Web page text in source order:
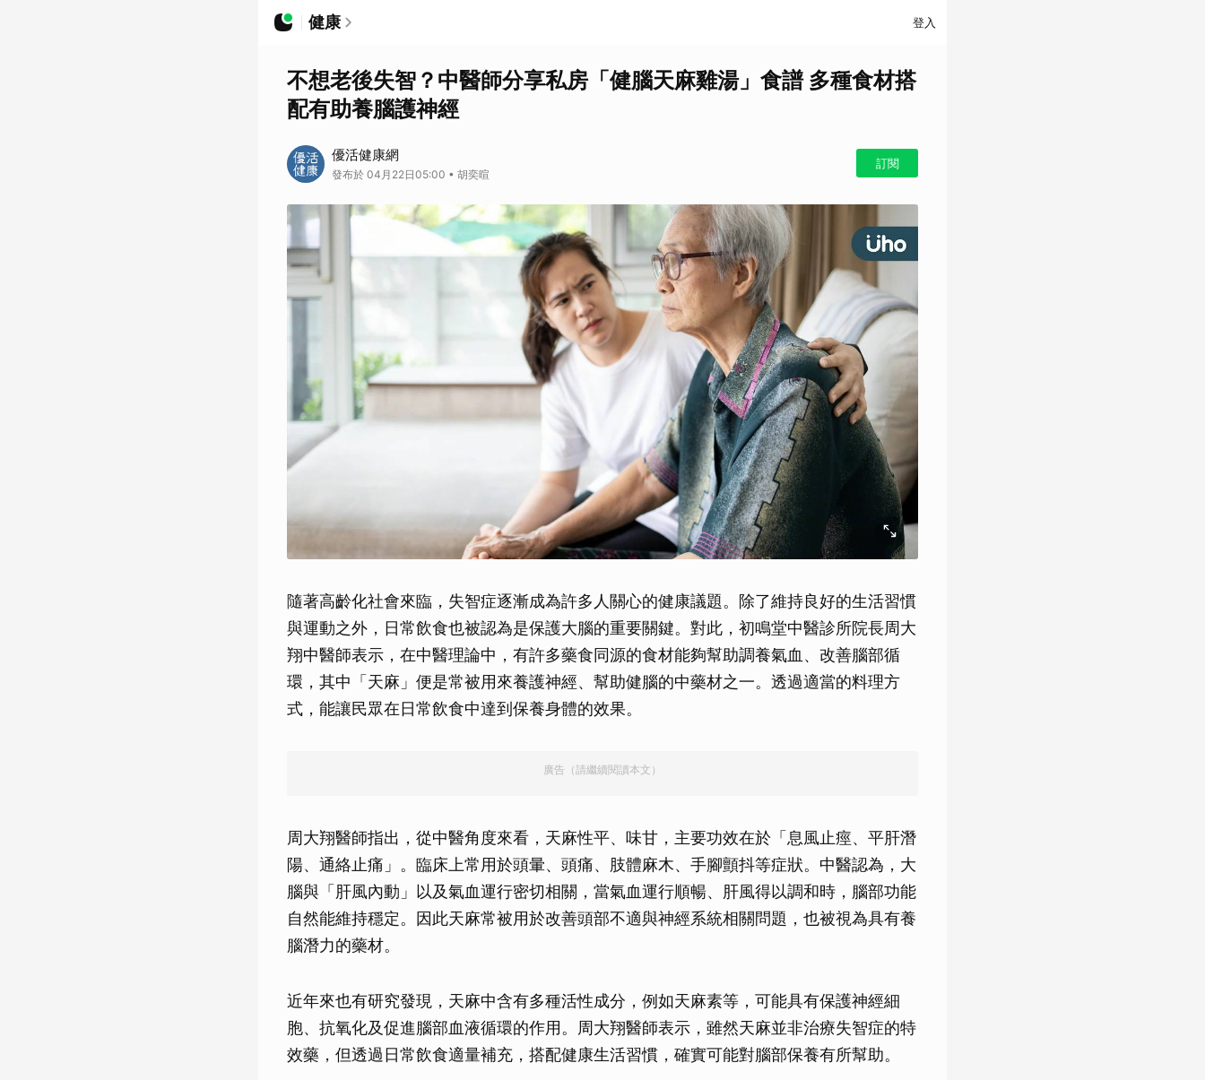
健康 登入
不想老後失智？中醫師分享私房「健腦天麻雞湯」食譜 多種食材搭
配有助養腦護神經
優活健康網
發布於 04月22日05:00 • 胡奕暄
訂閱
隨著高齡化社會來臨，失智症逐漸成為許多人關心的健康議題。除了維持良好的生活習慣
與運動之外，日常飲食也被認為是保護大腦的重要關鍵。對此，初鳴堂中醫診所院長周大
翔中醫師表示，在中醫理論中，有許多藥食同源的食材能夠幫助調養氣血、改善腦部循
環，其中「天麻」便是常被用來養護神經、幫助健腦的中藥材之一。透過適當的料理方
式，能讓民眾在日常飲食中達到保養身體的效果。
廣告（請繼續閱讀本文）
周大翔醫師指出，從中醫角度來看，天麻性平、味甘，主要功效在於「息風止痙、平肝潛
陽、通絡止痛」。臨床上常用於頭暈、頭痛、肢體麻木、手腳顫抖等症狀。中醫認為，大
腦與「肝風內動」以及氣血運行密切相關，當氣血運行順暢、肝風得以調和時，腦部功能
自然能維持穩定。因此天麻常被用於改善頭部不適與神經系統相關問題，也被視為具有養
腦潛力的藥材。
近年來也有研究發現，天麻中含有多種活性成分，例如天麻素等，可能具有保護神經細
胞、抗氧化及促進腦部血液循環的作用。周大翔醫師表示，雖然天麻並非治療失智症的特
效藥，但透過日常飲食適量補充，搭配健康生活習慣，確實可能對腦部保養有所幫助。